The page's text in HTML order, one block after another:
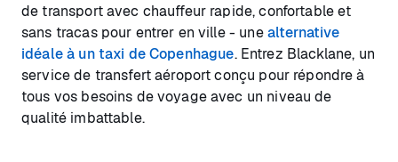
de transport avec chauffeur rapide, confortable et
sans tracas pour entrer en ville - unealternative
idéale à un taxi de Copenhague. Entrez Blacklane, un
service de transfert aéroport conçu pour répondre à
tous vos besoins de voyage avec un niveau de
qualité imbattable.